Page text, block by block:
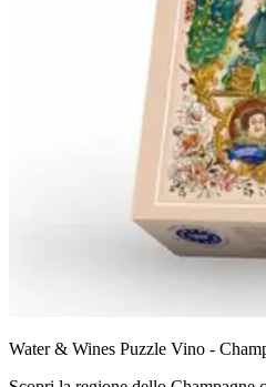
Water & Wines Puzzle Vino -